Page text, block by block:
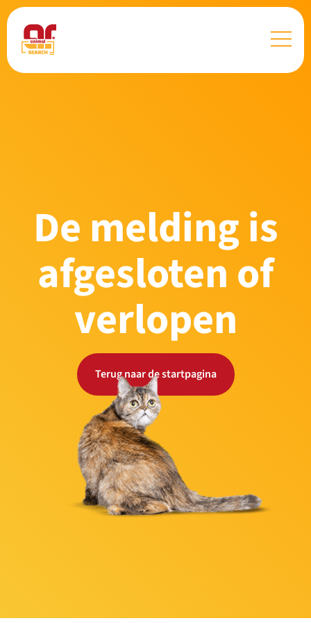
De melding is
afgesloten of
verlopen
Terug naar de startpagina